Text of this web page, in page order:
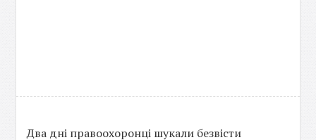
Два дні правоохоронці шукали безвісти